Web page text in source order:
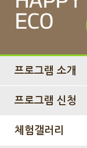
프로그램 소개
프로그램 신청
체험갤러리